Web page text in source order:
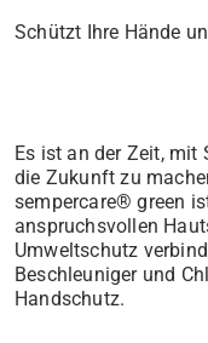
Schützt Ihre Hände
Es ist an der Zeit, mit
die Zukunft zu
sempercare® green
anspruchsvollen
Umweltschutz
Beschleuniger und
Handschutz.